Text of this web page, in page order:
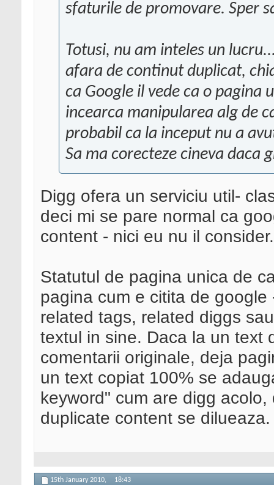
sfaturile de promovare. Sper
Totusi, nu am inteles un
afara de continut duplicat,
ca Google il vede ca o pagina
incearca manipularea alg de
probabil ca la inceput nu a
Sa ma corecteze cineva daca
Digg ofera un serviciu util-
deci mi se pare normal ca
content - nici eu nu il consider.
Statutul de pagina unica de
pagina cum e citita de
related tags, related diggs
textul in sine. Daca la un text
comentarii originale, deja
un text copiat 100% se
keyword" cum are digg
duplicate content se dilueaza.
15th January 2010, 18:43